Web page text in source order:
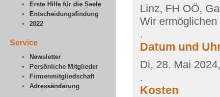
Erste Hilfe für die Seele
Entscheidungsfindung
2022
Service
Newsletter
Persönliche Mitglieder
Firmenmitgliedschaft
Adressänderung
Linz, FH OÖ,
Wir
.
Datum und
Di, 28. Mai
.
Kosten